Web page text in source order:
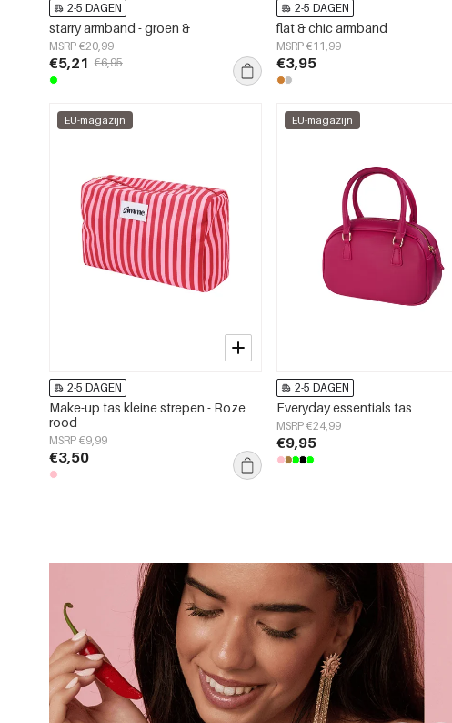
2-5 DAGEN
starry armband - groen &
MSRP €20,99
€5,21 €6,95
2-5 DAGEN
flat & chic armband
MSRP €11,99
€3,95
EU-magazijn
2-5 DAGEN
Make-up tas kleine strepen - Roze
rood
MSRP €9,99
€3,50
EU-magazijn
2-5 DAGEN
Everyday essentials tas
MSRP €24,99
€9,95